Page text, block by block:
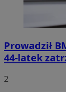
Prowadził
44-latek
2